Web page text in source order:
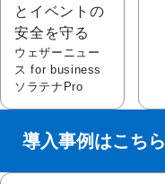
とイベントの
安全を守る
ウェザーニュー
ス for business
ソラテナPro
導入事例はこちら